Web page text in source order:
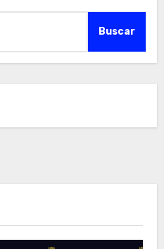
Buscar